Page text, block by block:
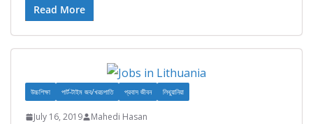
Read More
উচ্চশিক্ষা পার্ট-টাইম জব/খরচপাতি প্রবাস জীবন লিথুয়ানিয়া
July 16, 2019 Mahedi Hasan